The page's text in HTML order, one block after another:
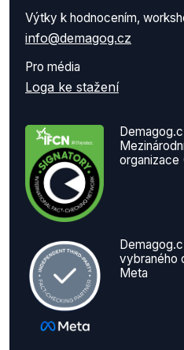
Výtky k hodnocením,
info@demagog.cz
Pro média
Loga ke stažení
organizace
vybraného
Meta